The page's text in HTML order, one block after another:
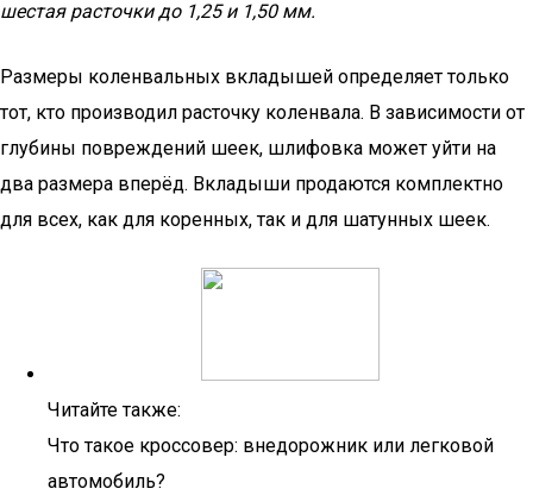
шестая расточки до 1,25 и 1,50 мм.
Размеры коленвальных вкладышей определяет только
тот, кто производил расточку коленвала. В зависимости от
глубины повреждений шеек, шлифовка может уйти на
два размера вперёд. Вкладыши продаются комплектно
для всех, как для коренных, так и для шатунных шеек.
Читайте также:
Что такое кроссовер: внедорожник или легковой
автомобиль?